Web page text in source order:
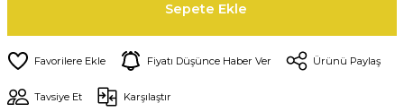
Sepete Ekle
Fiyatı Düşünce Haber Ver Ürünü Paylaş
Tavsiye Et Karşılaştır